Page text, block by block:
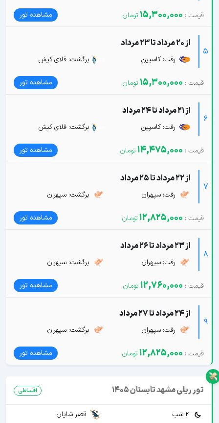
15,300,000 مشاهده تور
5
از 20 مرداد تا 23 مرداد
رفت: کاسپین برگشت: فلای کیش
15,300,000 مشاهده تور
6
از 21 مرداد تا 24 مرداد
رفت: کاسپین برگشت: فلای کیش
14,475,000 مشاهده تور
7
از 22 مرداد تا 25 مرداد
رفت: سپهران برگشت: سپهران
12,825,000 مشاهده تور
8
از 23 مرداد تا 26 مرداد
رفت: سپهران برگشت: سپهران
12,760,000 مشاهده تور
9
از 24 مرداد تا 27 مرداد
رفت: سپهران برگشت: سپهران
12,825,000 مشاهده تور
تور ریلی مشهد تابستان 1405 اقساطی
2 شب قصر شایان